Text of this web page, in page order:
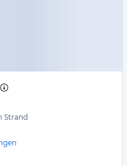
Strand